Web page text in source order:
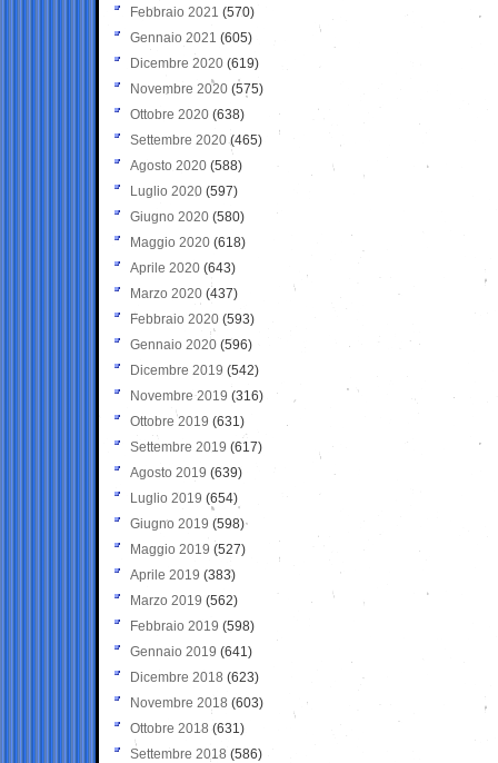
Febbraio 2021 (570)
Gennaio 2021 (605)
Dicembre 2020 (619)
Novembre 2020 (575)
Ottobre 2020 (638)
Settembre 2020(465)
Agosto 2020 (588)
Luglio 2020 (597)
Giugno 2020 (580)
Maggio 2020 (618)
Aprile 2020 (643)
Marzo 2020 (437)
Febbraio 2020 (593)
Gennaio 2020 (596)
Dicembre 2019 (542)
Novembre 2019 (316)
Ottobre 2019 (631)
Settembre 2019 (617)
Agosto 2019 (639)
Luglio 2019 (654)
Giugno 2019 (598)
Maggio 2019 (527)
Aprile 2019 (383)
Marzo 2019 (562)
Febbraio 2019 (598)
Gennaio 2019 (641)
Dicembre 2018 (623)
Novembre 2018 (603)
Ottobre 2018 (631)
Settembre 2018 (586)